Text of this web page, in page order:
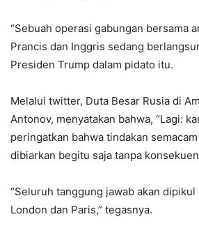
“Sebuah operasi gabungan bersama
Prancis dan Inggris sedang
Presiden Trump dalam pidato itu.
Melalui twitter, Duta Besar Rusia di
Antonov, menyatakan bahwa, “Lagi:
peringatkan bahwa tindakan
dibiarkan begitu saja tanpa
“Seluruh tanggung jawab akan
London dan Paris,” tegasnya.